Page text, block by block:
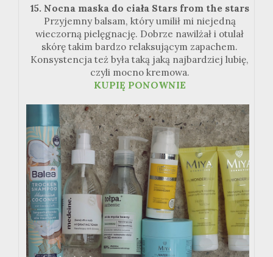
15. Nocna maska do ciała Stars from the stars
Przyjemny balsam, który umilił mi niejedną
wieczorną pielęgnację. Dobrze nawilżał i otulał
skórę takim bardzo relaksującym zapachem.
Konsystencja też była taką jaką najbardziej lubię,
czyli mocno kremowa.
KUPIĘ PONOWNIE